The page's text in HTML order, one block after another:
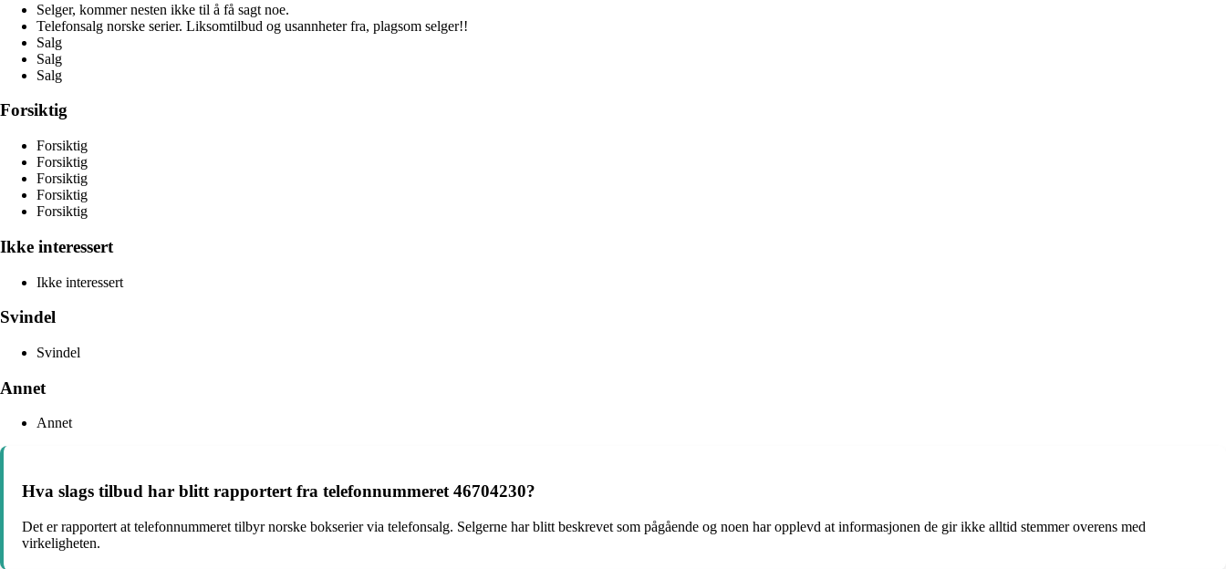
Selger, kommer nesten ikke til å få sagt noe.
Telefonsalg norske serier. Liksomtilbud og usannheter fra, plagsom selger!!
Salg
Salg
Salg
Forsiktig
Forsiktig
Forsiktig
Forsiktig
Forsiktig
Forsiktig
Ikke interessert
Ikke interessert
Svindel
Svindel
Annet
Annet
Hva slags tilbud har blitt rapportert fra telefonnummeret 46704230?
Det er rapportert at telefonnummeret tilbyr norske bokserier via telefonsalg. Selgerne har blitt beskrevet som pågående og noen har opplevd at informasjonen de gir ikke alltid stemmer overens med
virkeligheten.